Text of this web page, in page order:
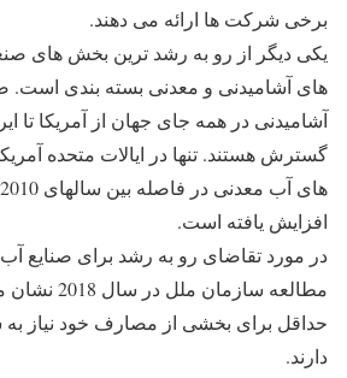
برخی شرکت ها ارائه می دهند.
یکی دیگر از رو به رشد ترین بخش های
های آشامیدنی و معدنی بسته بندی است.
آشامیدنی در همه جای جهان از آمریکا تا
گسترش هستند. تنها در ایالات متحده
افزایش یافته است.
در مورد تقاضای رو به رشد برای صنایع
حداقل برای بخشی از مصارف خود نیاز به
دارند.